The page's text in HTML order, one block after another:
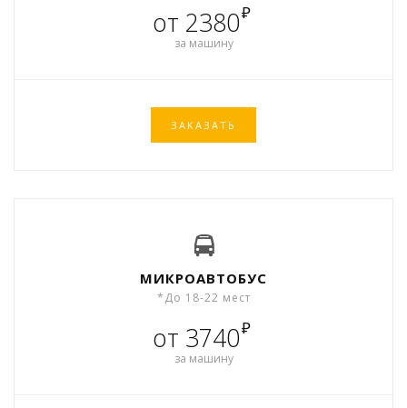
от 2380₽
за машину
ЗАКАЗАТЬ
МИКРОАВТОБУС
*До 18-22 мест
от 3740₽
за машину